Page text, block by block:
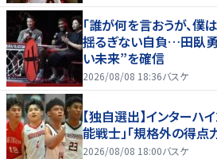
「誰が何を言おうが、僕
揺るぎない自負…田臥
い未来”を確信
2026/08/08 18:36バスケ
【独自選出】インターハ
能戦士」「規格外の得点
2026/08/08 18:00バスケ